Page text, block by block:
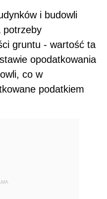
i budowli
potrzeby
gruntu - wartość ta
opodatkowania
co w
podatkiem